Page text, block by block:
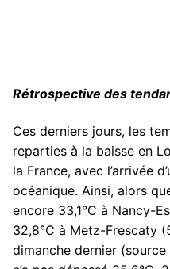
Rétrospective des
Ces derniers jours, les
reparties à la baisse en
la France, avec l’arrivée
océanique. Ainsi, alors
encore 33,1°C à Nancy-
32,8°C à Metz-Frescaty
dimanche dernier (source